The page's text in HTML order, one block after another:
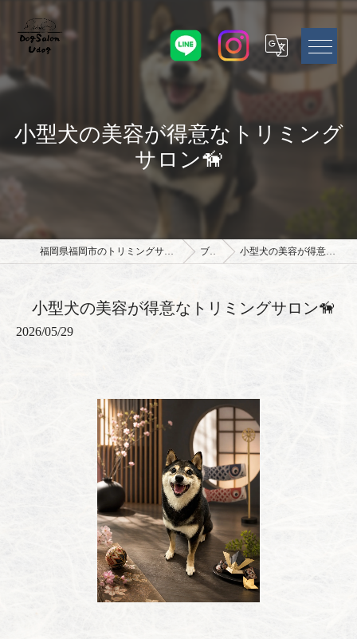
小型犬の美容が得意なトリミング
サロン🦮
福岡県福岡市のトリミングサロンならドッグサロン Udog ブログ 小型犬の美容が得意なトリミングサロン🦮
小型犬の美容が得意なトリミングサロン🦮
2026/05/29